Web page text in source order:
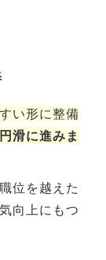
い形に整備
滑に進みま
位を越えた
向上にもつ